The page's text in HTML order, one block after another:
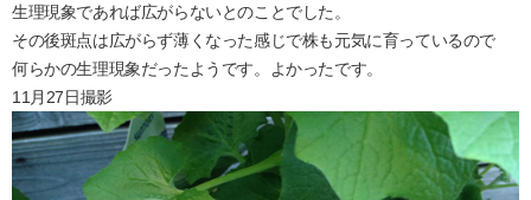
生理現象であれば広がらないとのことでした。
その後斑点は広がらず薄くなった感じで株も元気に育っているので
何らかの生理現象だったようです。よかったです。
11月27日撮影